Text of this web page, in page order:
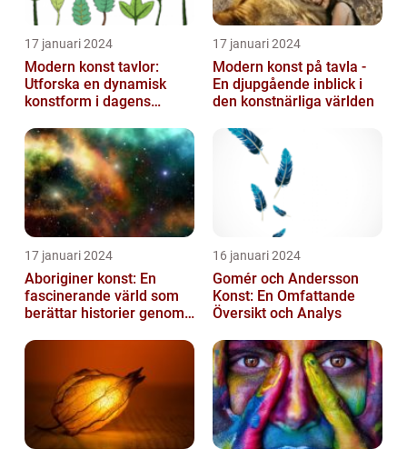
17 januari 2024
Modern konst tavlor:
Utforska en dynamisk
konstform i dagens
17 januari 2024
Modern konst på tavla -
En djupgående inblick i
den konstnärliga världen
17 januari 2024
Aboriginer konst: En
fascinerande värld som
berättar historier genom
16 januari 2024
Gomér och Andersson
Konst: En Omfattande
Översikt och Analys